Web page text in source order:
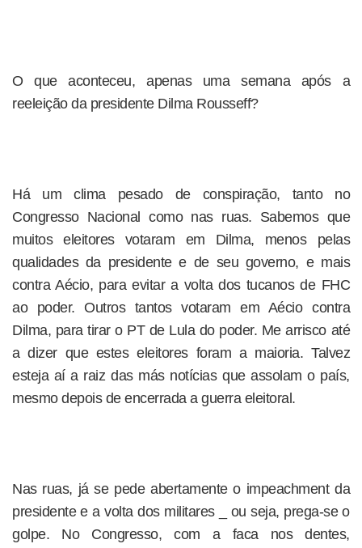
O que aconteceu, apenas uma semana após a
reeleição da presidente Dilma Rousseff?
Há um clima pesado de conspiração, tanto no
Congresso Nacional como nas ruas. Sabemos que
muitos eleitores votaram em Dilma, menos pelas
qualidades da presidente e de seu governo, e mais
contra Aécio, para evitar a volta dos tucanos de FHC
ao poder. Outros tantos votaram em Aécio contra
Dilma, para tirar o PT de Lula do poder. Me arrisco até
a dizer que estes eleitores foram a maioria. Talvez
esteja aí a raiz das más notícias que assolam o país,
mesmo depois de encerrada a guerra eleitoral.
Nas ruas, já se pede abertamente o impeachment da
presidente e a volta dos militares _ ou seja, prega-se o
golpe. No Congresso, com a faca nos dentes,